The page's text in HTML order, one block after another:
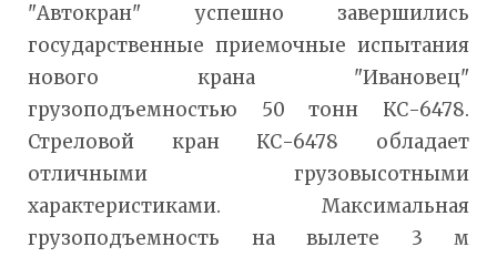
"Автокран" успешно завершились
государственные приемочные испытания
нового крана "Ивановец"
грузоподъемностью 50 тонн КС-6478.
Стреловой кран КС-6478 обладает
отличными грузовысотными
характеристиками. Максимальная
грузоподъемность на вылете 3 м